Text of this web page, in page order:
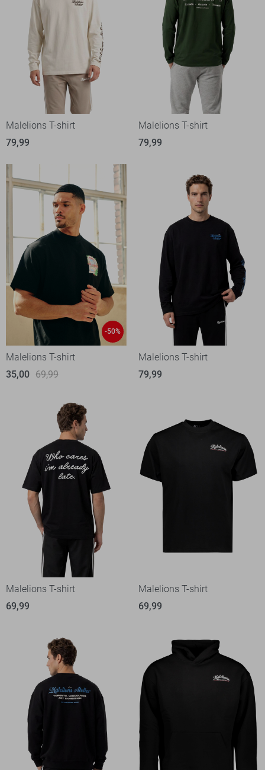
Malelions T-shirt
79,99
Malelions T-shirt
79,99
-50%
Malelions T-shirt
35,00 69,99
Malelions T-shirt
79,99
Malelions T-shirt
69,99
Malelions T-shirt
69,99